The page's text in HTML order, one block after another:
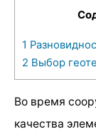
1
2 Выбор
Во время
качества